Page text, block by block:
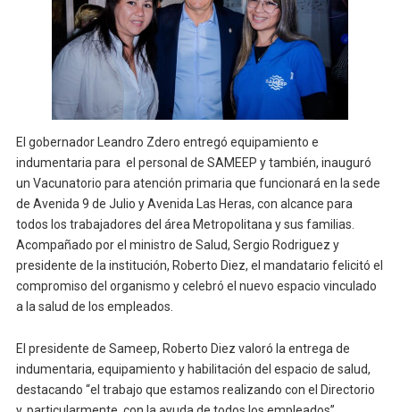
El gobernador Leandro Zdero entregó equipamiento e
indumentaria para el personal de SAMEEP y también, inauguró
un Vacunatorio para atención primaria que funcionará en la sede
de Avenida 9 de Julio y Avenida Las Heras, con alcance para
todos los trabajadores del área Metropolitana y sus familias.
Acompañado por el ministro de Salud, Sergio Rodriguez y
presidente de la institución, Roberto Diez, el mandatario felicitó el
compromiso del organismo y celebró el nuevo espacio vinculado
a la salud de los empleados.
El presidente de Sameep, Roberto Diez valoró la entrega de
indumentaria, equipamiento y habilitación del espacio de salud,
destacando “el trabajo que estamos realizando con el Directorio